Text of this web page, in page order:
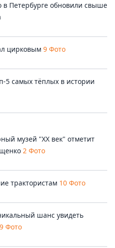
в Петербурге обновили свыше
цирковым 9 Фото
самых тёплых в истории
музей "ХХ век" отметит
2 Фото
трактористам 10 Фото
шанс увидеть
9 Фото